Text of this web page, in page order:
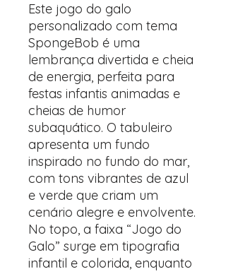
Este jogo do galo
personalizado com tema
SpongeBob é uma
lembrança divertida e cheia
de energia, perfeita para
festas infantis animadas e
cheias de humor
subaquático. O tabuleiro
apresenta um fundo
inspirado no fundo do mar,
com tons vibrantes de azul
e verde que criam um
cenário alegre e envolvente.
No topo, a faixa “Jogo do
Galo” surge em tipografia
infantil e colorida, enquanto